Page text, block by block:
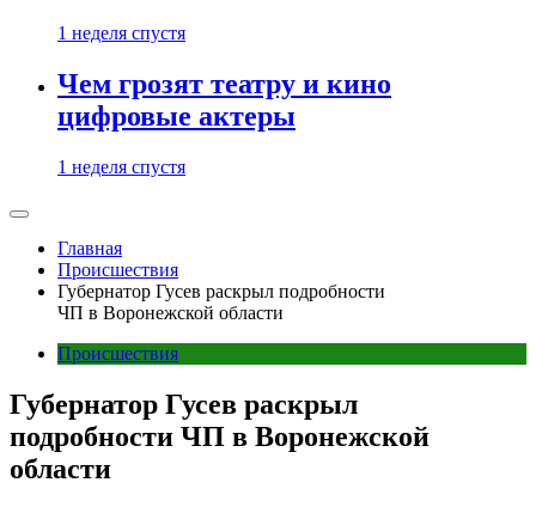
1 неделя спустя
Чем грозят театру и кино
цифровые актеры
1 неделя спустя
Главная
Происшествия
Губернатор Гусев раскрыл подробности
ЧП в Воронежской области
Происшествия
Губернатор Гусев раскрыл
подробности ЧП в Воронежской
области